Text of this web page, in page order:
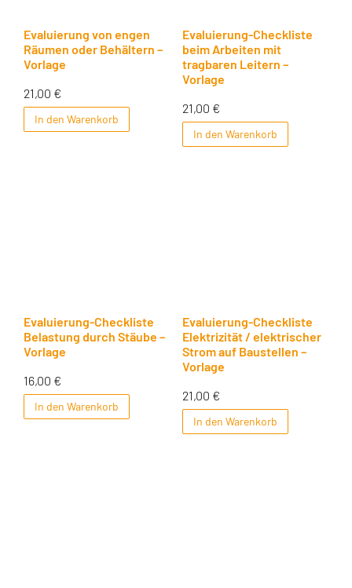
Evaluierung von engen
Räumen oder Behältern –
Vorlage
21,00 €
In den Warenkorb
Evaluierung-Checkliste
beim Arbeiten mit
tragbaren Leitern –
Vorlage
21,00 €
In den Warenkorb
Evaluierung-Checkliste
Belastung durch Stäube –
Vorlage
16,00 €
In den Warenkorb
Evaluierung-Checkliste
Elektrizität / elektrischer
Strom auf Baustellen –
Vorlage
21,00 €
In den Warenkorb